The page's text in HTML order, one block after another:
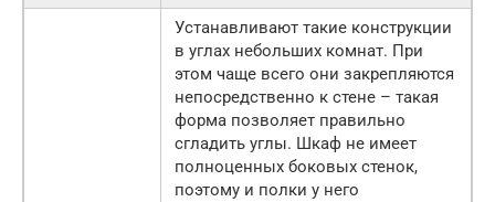
Устанавливают такие конструкции
в углах небольших комнат. При
этом чаще всего они закрепляются
непосредственно к стене – такая
форма позволяет правильно
сгладить углы. Шкаф не имеет
полноценных боковых стенок,
поэтому и полки у него